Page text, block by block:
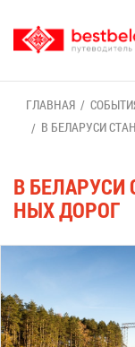
ГЛАВ­НАЯ
В БЕ­ЛА­РУ­СИ
В
НЫХ ДО­РОГ